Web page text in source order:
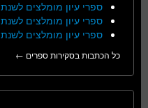
ספרי עיון מומלצים לשנת 2016
ספרי עיון מומלצים לשנת 2015
ספרי עיון מומלצים לשנת 2014
כל הכתבות בסקירות ספרים ←